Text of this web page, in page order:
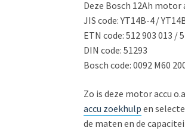
Deze Bosch 12Ah
JIS code: YT14B-4 /
ETN code: 512 903 013 /
DIN code: 51293
Bosch code: 0092 M60
Zo is deze motor accu
accu zoekhulp en
de maten en de